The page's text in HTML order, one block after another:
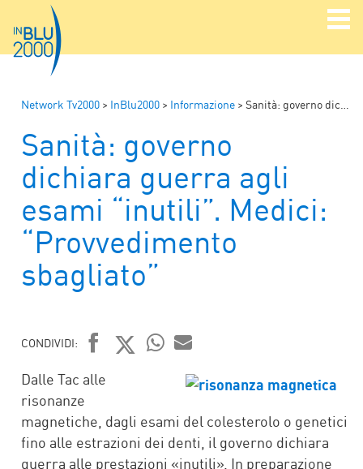
Network Tv2000 > InBlu2000 > Informazione > Sanità: governo dichiara guerra agli esami “inutili”. Medici: “Provvedimento sbagliato”
Sanità: governo
dichiara guerra agli
esami “inutili”. Medici:
“Provvedimento
sbagliato”
CONDIVIDI:
FACEBOOK
TWITTER
WHATSAPP
MAIL
Dalle Tac alle
risonanze
magnetiche, dagli esami del colesterolo o genetici
fino alle estrazioni dei denti, il governo dichiara
guerra alle prestazioni «inutili». In preparazione